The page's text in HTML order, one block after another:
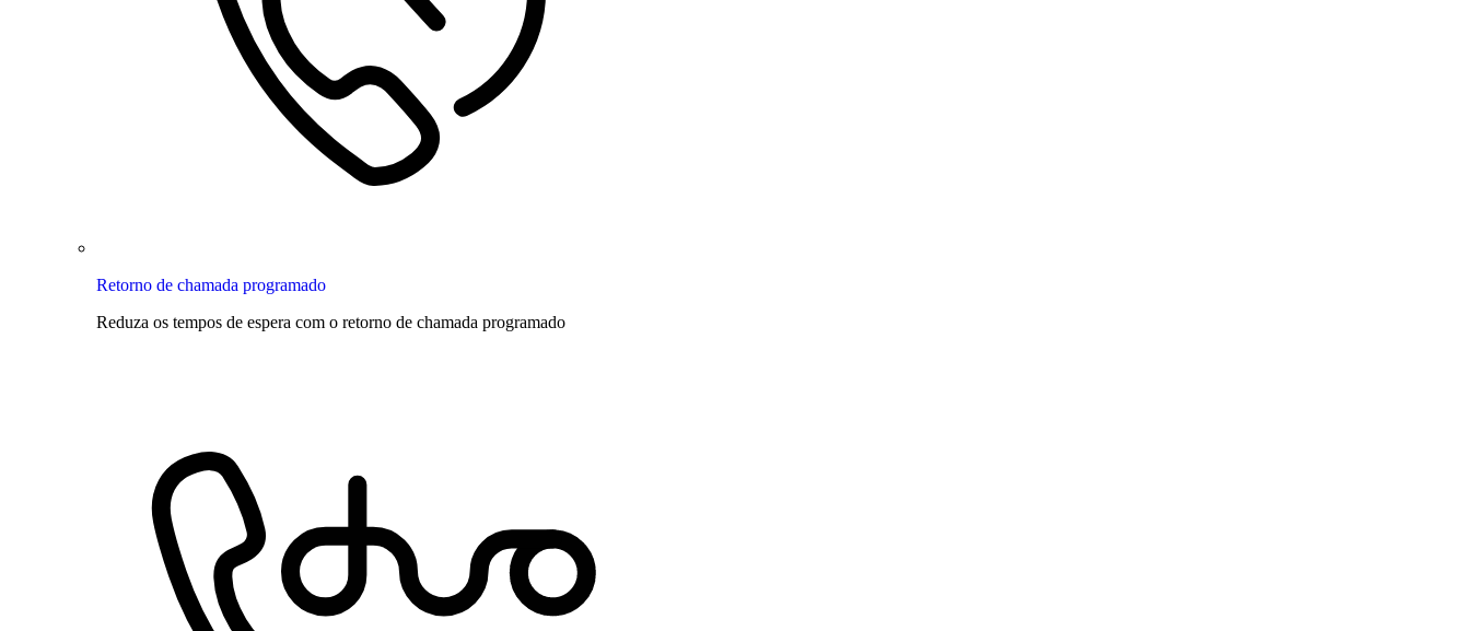
Retorno de chamada programado
Reduza os tempos de espera com o retorno de chamada programado